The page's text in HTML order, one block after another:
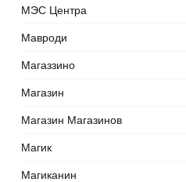
МЭС Центра
Мавроди
Магаззино
Магазин
Магазин Магазинов
Магик
Магиканин